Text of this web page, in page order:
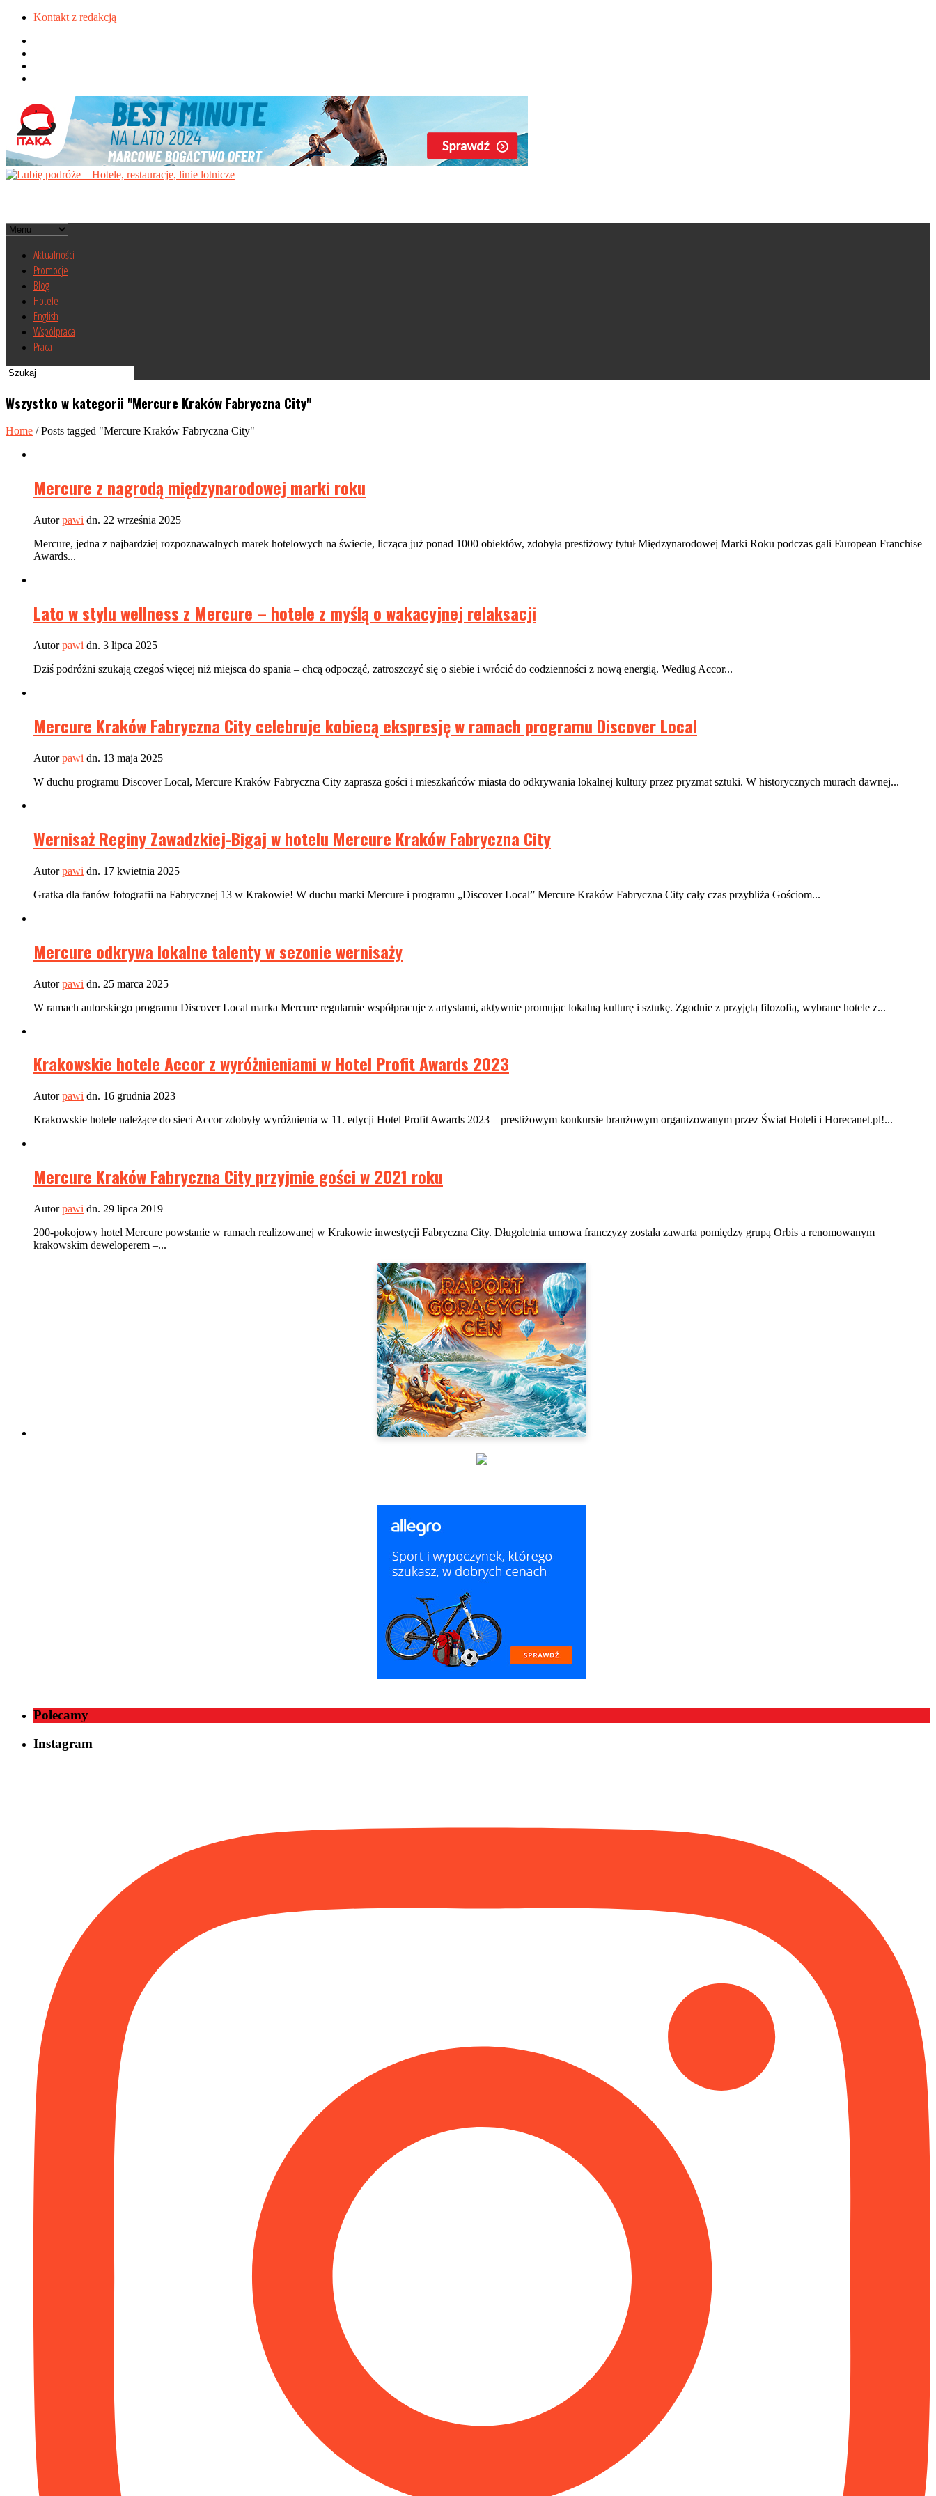
Kontakt z redakcją
Aktualności
Promocje
Blog
Hotele
English
Współpraca
Praca
Wszystko w kategorii "Mercure Kraków Fabryczna City"
Home /Posts tagged "Mercure Kraków Fabryczna City"
Mercure z nagrodą międzynarodowej marki roku
Autorpawi dn. 22 września 2025
Mercure, jedna z najbardziej rozpoznawalnych marek hotelowych na świecie, licząca już ponad 1000 obiektów, zdobyła prestiżowy tytuł Międzynarodowej Marki Roku podczas gali European Franchise
Awards...
Lato w stylu wellness z Mercure – hotele z myślą o wakacyjnej relaksacji
Autorpawi dn. 3 lipca 2025
Dziś podróżni szukają czegoś więcej niż miejsca do spania – chcą odpocząć, zatroszczyć się o siebie i wrócić do codzienności z nową energią. Według Accor...
Mercure Kraków Fabryczna City celebruje kobiecą ekspresję w ramach programu Discover Local
Autorpawi dn. 13 maja 2025
W duchu programu Discover Local, Mercure Kraków Fabryczna City zaprasza gości i mieszkańców miasta do odkrywania lokalnej kultury przez pryzmat sztuki. W historycznych murach dawnej...
Wernisaż Reginy Zawadzkiej-Bigaj w hotelu Mercure Kraków Fabryczna City
Autorpawi dn. 17 kwietnia 2025
Gratka dla fanów fotografii na Fabrycznej 13 w Krakowie! W duchu marki Mercure i programu „Discover Local” Mercure Kraków Fabryczna City cały czas przybliża Gościom...
Mercure odkrywa lokalne talenty w sezonie wernisaży
Autorpawi dn. 25 marca 2025
W ramach autorskiego programu Discover Local marka Mercure regularnie współpracuje z artystami, aktywnie promując lokalną kulturę i sztukę. Zgodnie z przyjętą filozofią, wybrane hotele z...
Krakowskie hotele Accor z wyróżnieniami w Hotel Profit Awards 2023
Autorpawi dn. 16 grudnia 2023
Krakowskie hotele należące do sieci Accor zdobyły wyróżnienia w 11. edycji Hotel Profit Awards 2023 – prestiżowym konkursie branżowym organizowanym przez Świat Hoteli i Horecanet.pl!...
Mercure Kraków Fabryczna City przyjmie gości w 2021 roku
Autorpawi dn. 29 lipca 2019
200-pokojowy hotel Mercure powstanie w ramach realizowanej w Krakowie inwestycji Fabryczna City. Długoletnia umowa franczyzy została zawarta pomiędzy grupą Orbis a renomowanym
krakowskim deweloperem –...
Polecamy
Instagram